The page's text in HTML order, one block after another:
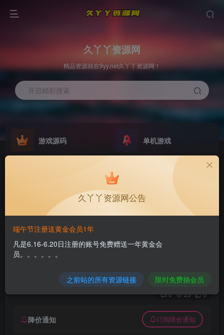
久丫丫资源网
精品资源就在9yy.net久丫丫资源网！
开启精彩搜索
游戏源码 单机游戏
欢迎大家无偿赞助！
卡牌回合页游【逗仙OL】最新整理Win一键服务
端+GM工具
4个月前更新
关注 私信
0 23 0
降价通知 订阅降价通知
久丫丫资源网公告
端午节注册送黄金会员1年
凡是6.16-6.20日注册的账号免费赠送一年黄金会
员。。。。。。
之前站的所有资源链接 限时免费抽会员